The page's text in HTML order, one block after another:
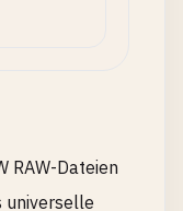
RAW-Dateien
universelle